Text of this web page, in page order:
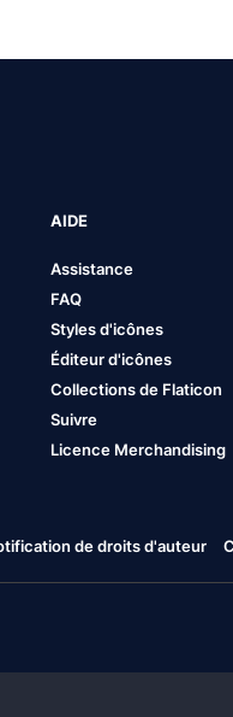
AIDE
Assistance
FAQ
Styles d'icônes
Éditeur d'icônes
Collections de Flaticon
Suivre
Licence Merchandising
de droits d'auteur